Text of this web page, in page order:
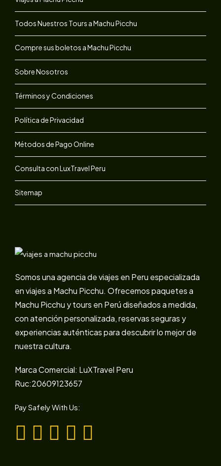
Todos Nuestros Tours a Machu Picchu
Compre sus boletos a Machu Picchu
Sobre Nosotros
Términos y Condiciones
Política de Privacidad
Métodos de Pago Online
Consulta con LuxTravel Peru
Sitemap
Somos una agencia de viajes en Peru especializada
en viajes a Machu Picchu. Ofrecemos paquetes a
Machu Picchu y tours en Perú diseñados a medida,
con atención personalizada, reservas seguras y
experiencias auténticas para descubrir lo mejor de
nuestra cultura.
Marca Comercial: LuXTravel Peru
Ruc:20609123657
Pay Safely With Us: